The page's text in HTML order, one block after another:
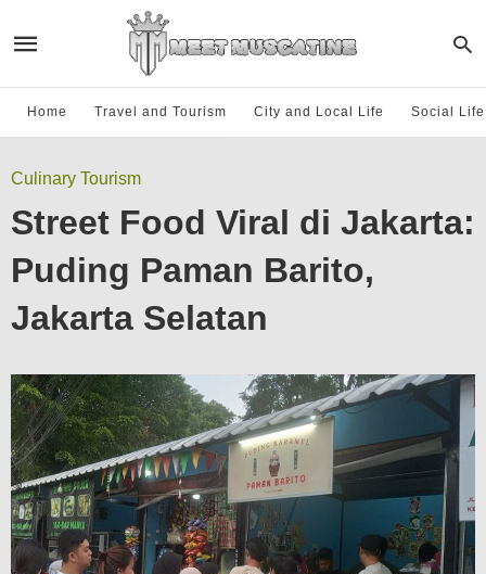
Home Travel and Tourism City and Local Life Social
Culinary Tourism
Street Food Viral di Jakarta:
Puding Paman Barito,
Jakarta Selatan